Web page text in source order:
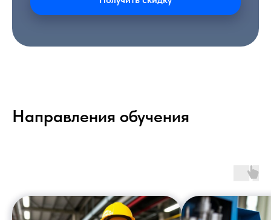
Направления обучения